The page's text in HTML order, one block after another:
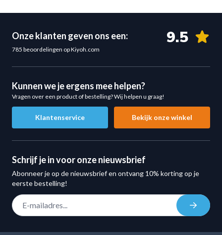
Onze klanten geven ons een:
785 beoordelingen op Kiyoh.com
9.5
Kunnen we je ergens mee helpen?
Vragen over een product of bestelling? Wij helpen u graag!
Klantenservice Bekijk onze winkel
Schrijf je in voor onze nieuwsbrief
Abonneer je op de nieuwsbrief en ontvang 10% korting op je
eerste bestelling!